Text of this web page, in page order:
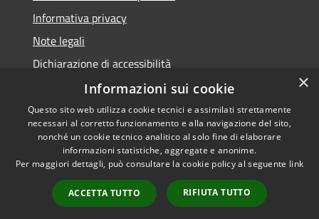
Informativa privacy
Note legali
Dichiarazione di accessibilità
Accessibilità
Privacy
Mappa del sito
Copyright © 2026 • Comune di
Terralba • Powered by
Municipium•Accesso
redazione
×
Informazioni sui cookie
Questo sito web utilizza cookie tecnici e assimilati strettamente
necessari al corretto funzionamento e alla navigazione del sito,
nonché un cookie tecnico analitico al solo fine di elaborare
informazioni statistiche, aggregate e anonime.
Per maggiori dettagli, può consultare la cookie policy al seguente link
ACCETTA TUTTO RIFIUTA TUTTO